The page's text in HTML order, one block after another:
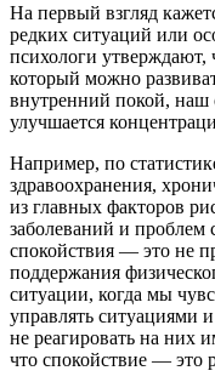
На первый взгляд
редких ситуаций или
психологи
который можно
внутренний покой, наш
улучшается
Например, по
здравоохранения,
из главных факторов
заболеваний и
спокойствия — это не
поддержания
ситуации, когда мы
управлять ситуациями
не реагировать на них
что спокойствие — это